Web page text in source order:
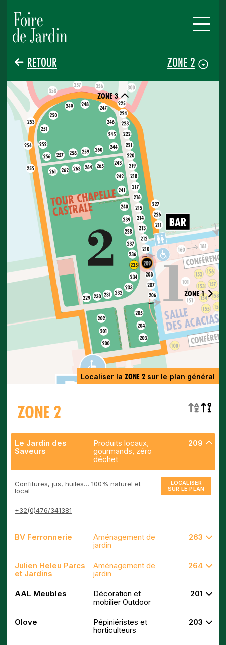
RETOUR ZONE 2
Localiser la ZONE 2sur le plan général
ZONE 3
ZONE 1
209
ZONE 2
Le Jardin des
Saveurs
Produits locaux,
gourmands, zéro
déchet
209
Confitures, jus, huiles… 100% naturel et
local
+32(0)476/341381
LOCALISER
SUR LE PLAN
BV Ferronnerie
Aménagement de
jardin
263
Julien Heleu Parcs
et Jardins
Aménagement de
jardin
264
AAL Meubles
Décoration et
mobilier Outdoor
201
Olove
Pépiniéristes et
horticulteurs
203